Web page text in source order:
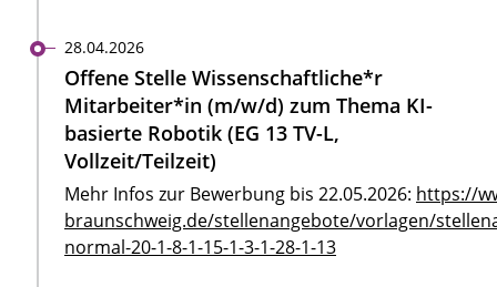
28.04.2026
Offene Stelle Wissenschaftliche*r
Mitarbeiter*in (m/w/d) zum Thema KI-
basierte Robotik (EG 13 TV-L,
Vollzeit/Teilzeit)
Mehr Infos zur Bewerbung bis 22.05.2026: https://
braunschweig.de/stellenangebote/vorlagen/
normal-20-1-8-1-15-1-3-1-28-1-13